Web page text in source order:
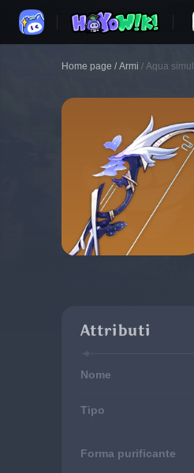
Home page / Armi / Aqua
Attributi
Nome
Tipo
Forma purificante